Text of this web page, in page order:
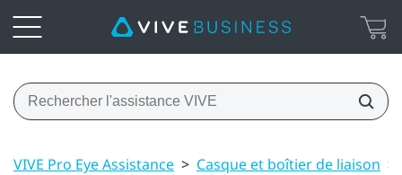
VIVE Pro Eye Assistance > Casque et boîtier de liaison >